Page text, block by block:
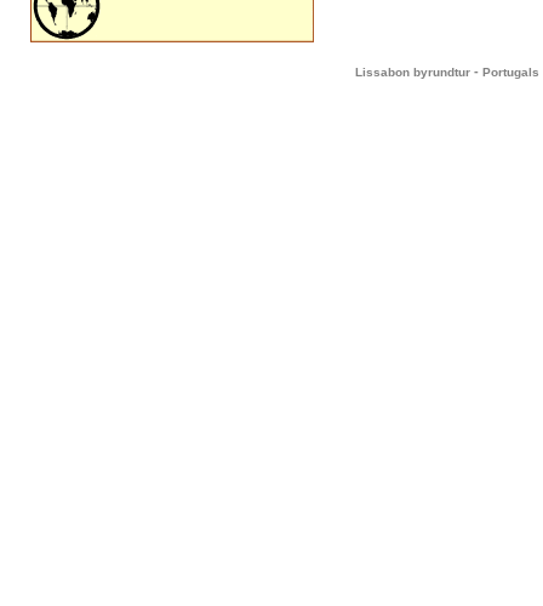
Lissabon byrundtur - Portugals